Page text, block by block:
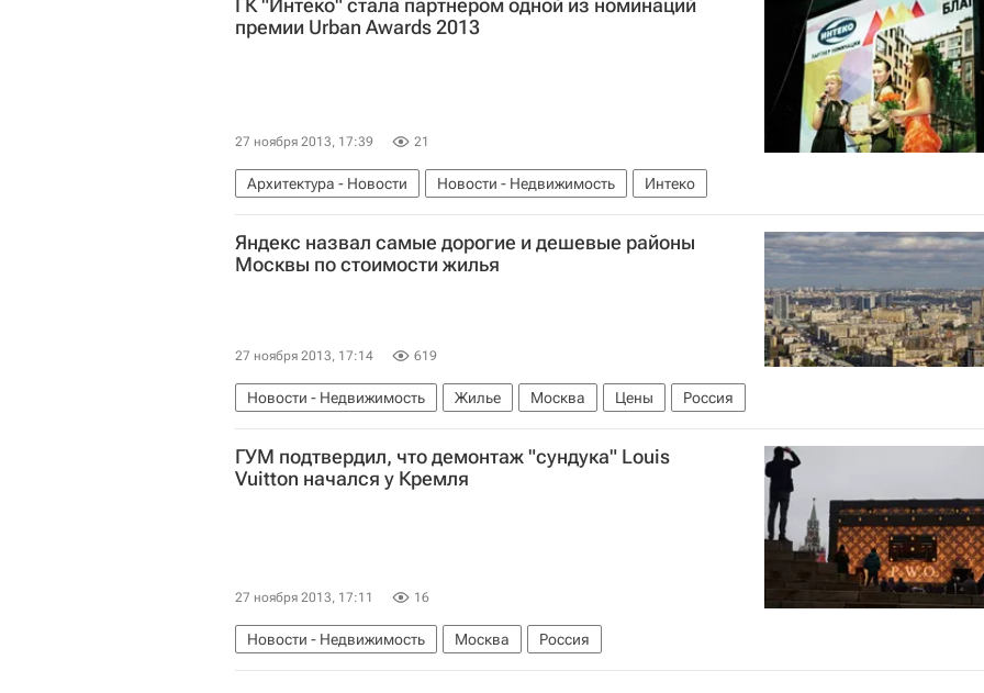
премии Urban Awards 2013
27 ноября 2013, 17:39 21
Архитектура - Новости Новости - Недвижимость Интеко
Яндекс назвал самые дорогие и дешевые районы
Москвы по стоимости жилья
27 ноября 2013, 17:14 619
Новости - Недвижимость Жилье Москва Цены Россия
ГУМ подтвердил, что демонтаж "сундука" Louis
Vuitton начался у Кремля
27 ноября 2013, 17:11 16
Новости - Недвижимость Москва Россия